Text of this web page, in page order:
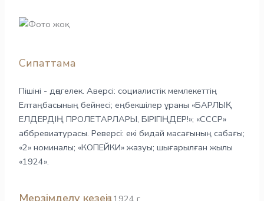
Сипаттама
Пішіні - дөңгелек. Аверсі: социалистік мемлекеттің
Елтаңбасының бейнесі; еңбекшілер ұраны «БАРЛЫҚ
ЕЛДЕРДІҢ ПРОЛЕТАРЛАРЫ, БІРІГІҢДЕР!»; «СССР»
аббревиатурасы. Реверсі: екі бидай масағының сабағы;
«2» номиналы; «КОПЕЙКИ» жазуы; шығарылған жылы
«1924».
Мерзімделу кезеңі: 1924 г.